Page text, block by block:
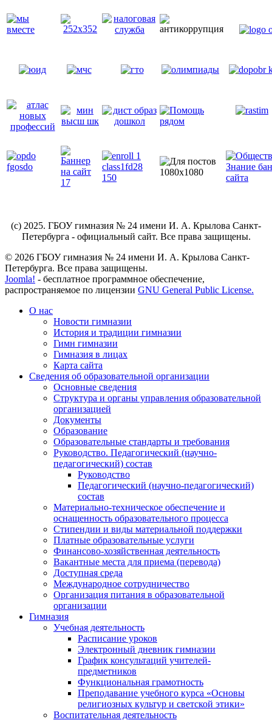
(c) 2025. ГБОУ гимназия № 24 имени И. А. Крылова Санкт-
Петербурга - официальный сайт. Все права защищены.
© 2026 ГБОУ гимназия № 24 имени И. А. Крылова Санкт-
Петербурга. Все права защищены.
Joomla! - бесплатное программное обеспечение,
распространяемое по лицензии GNU General Public License.
О нас
Новости гимназии
История и традиции гимназии
Гимн гимназии
Гимназия в лицах
Карта сайта
Сведения об образовательной организации
Основные сведения
Структура и органы управления образовательной
организацией
Документы
Образование
Образовательные стандарты и требования
Руководство. Педагогический (научно-
педагогический) состав
Руководство
Педагогический (научно-педагогический)
состав
Материально-техническое обеспечение и
оснащенность образовательного процесса
Стипендии и виды материальной поддержки
Платные образовательные услуги
Финансово-хозяйственная деятельность
Вакантные места для приема (перевода)
Доступная среда
Международное сотрудничество
Организация питания в образовательной
организации
Гимназия
Учебная деятельность
Расписание уроков
Электронный дневник гимназии
График консультаций учителей-
предметников
Функциональная грамотность
Преподавание учебного курса «Основы
религиозных культур и светской этики»
Воспитательная деятельность